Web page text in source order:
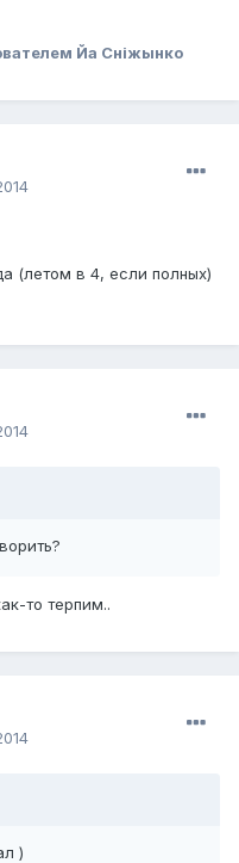
Йа Сніжынко
(летом в 4, если полных)
то терпим..
)